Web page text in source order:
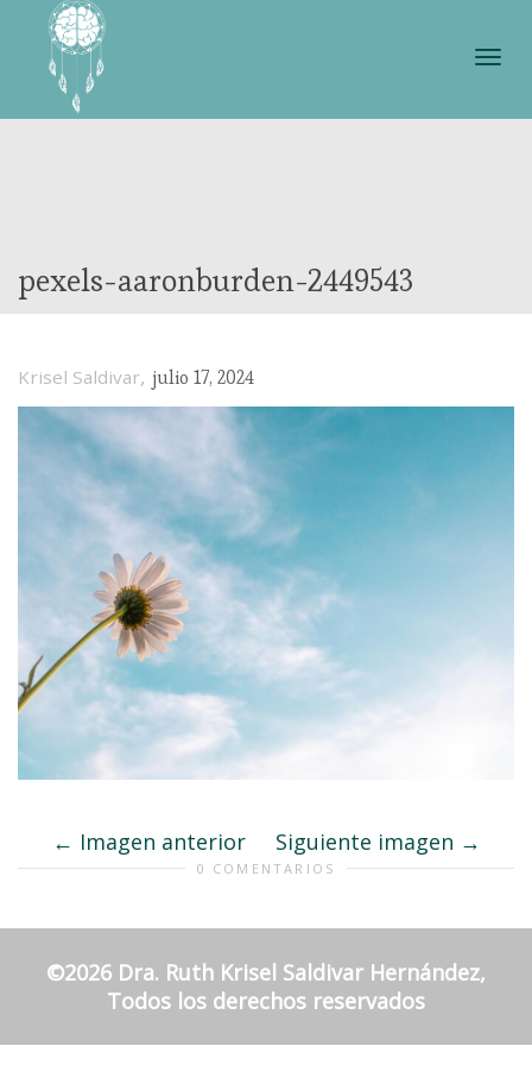
pexels-aaronburden-2449543
Krisel Saldivar, julio 17, 2024
Imagen anterior Siguiente imagen
0 COMENTARIOS
©2026 Dra. Ruth Krisel Saldivar Hernández,
Todos los derechos reservados